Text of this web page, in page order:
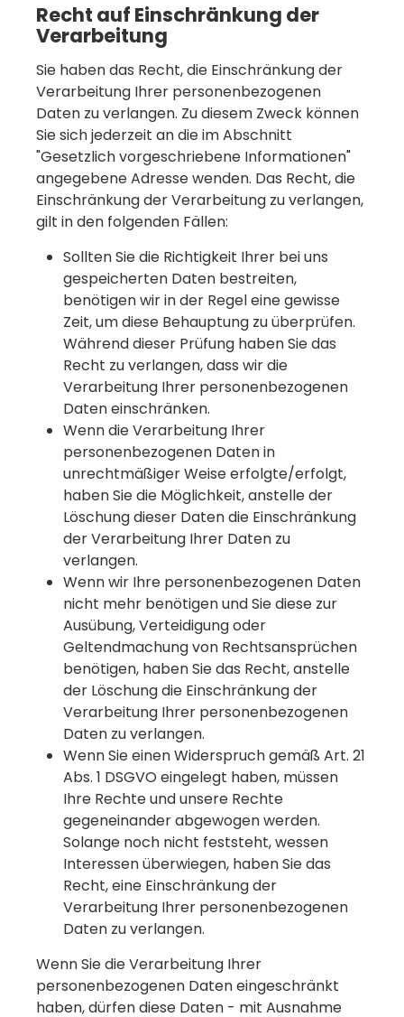
Recht auf Einschränkung der
Verarbeitung
Sie haben das Recht, die Einschränkung der
Verarbeitung Ihrer personenbezogenen
Daten zu verlangen. Zu diesem Zweck können
Sie sich jederzeit an die im Abschnitt
"Gesetzlich vorgeschriebene Informationen"
angegebene Adresse wenden. Das Recht, die
Einschränkung der Verarbeitung zu verlangen,
gilt in den folgenden Fällen:
Sollten Sie die Richtigkeit Ihrer bei uns
gespeicherten Daten bestreiten,
benötigen wir in der Regel eine gewisse
Zeit, um diese Behauptung zu überprüfen.
Während dieser Prüfung haben Sie das
Recht zu verlangen, dass wir die
Verarbeitung Ihrer personenbezogenen
Daten einschränken.
Wenn die Verarbeitung Ihrer
personenbezogenen Daten in
unrechtmäßiger Weise erfolgte/erfolgt,
haben Sie die Möglichkeit, anstelle der
Löschung dieser Daten die Einschränkung
der Verarbeitung Ihrer Daten zu
verlangen.
Wenn wir Ihre personenbezogenen Daten
nicht mehr benötigen und Sie diese zur
Ausübung, Verteidigung oder
Geltendmachung von Rechtsansprüchen
benötigen, haben Sie das Recht, anstelle
der Löschung die Einschränkung der
Verarbeitung Ihrer personenbezogenen
Daten zu verlangen.
Wenn Sie einen Widerspruch gemäß Art. 21
Abs. 1 DSGVO eingelegt haben, müssen
Ihre Rechte und unsere Rechte
gegeneinander abgewogen werden.
Solange noch nicht feststeht, wessen
Interessen überwiegen, haben Sie das
Recht, eine Einschränkung der
Verarbeitung Ihrer personenbezogenen
Daten zu verlangen.
Wenn Sie die Verarbeitung Ihrer
personenbezogenen Daten eingeschränkt
haben, dürfen diese Daten - mit Ausnahme